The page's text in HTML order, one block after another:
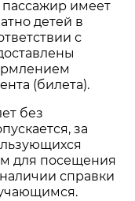
пассажир имеет
детей в
с
(билета).
без
за
для посещения
справки